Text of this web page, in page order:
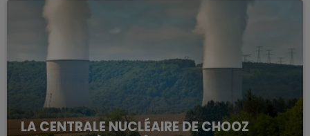
LA CENTRALE NUCLÉAIRE DE CHOOZ